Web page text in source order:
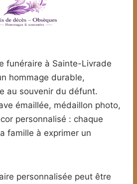
funéraire à Sainte-Livrade
hommage durable,
au souvenir du défunt.
émaillée, médaillon photo,
personnalisé : chaque
famille à exprimer un
personnalisée peut être